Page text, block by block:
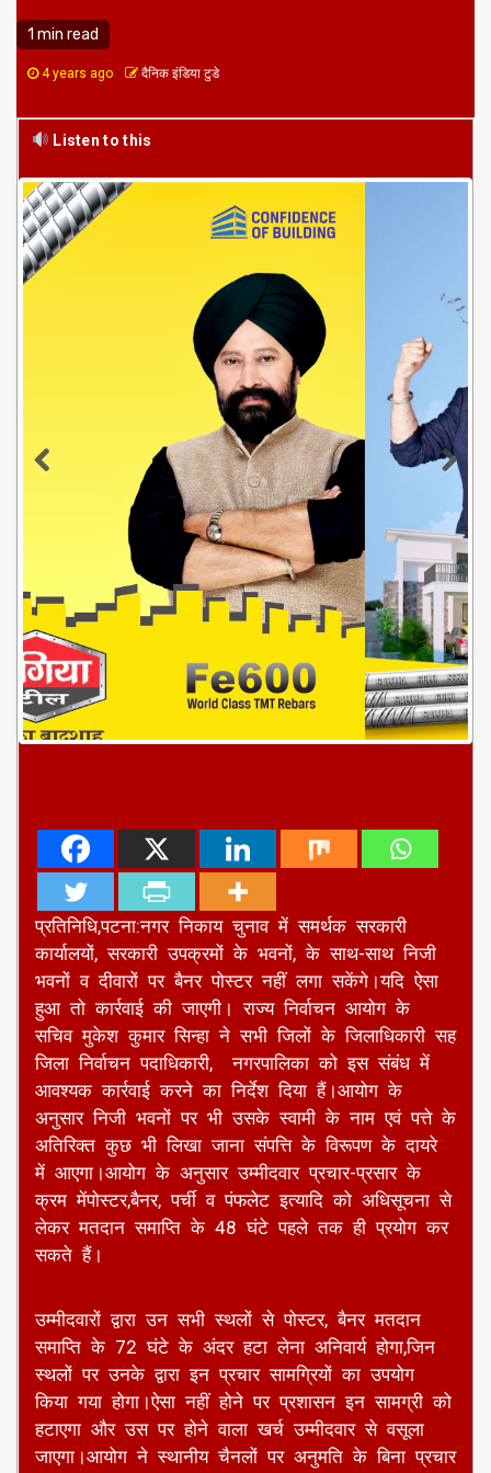
1 min read
4 years ago दैनिक इंडिया टुडे
Listen to this
प्रतिनिधि,पटना:नगर निकाय चुनाव में समर्थक सरकारी
कार्यालयों, सरकारी उपक्रमों के भवनों, के साथ-साथ निजी
भवनों व दीवारों पर बैनर पोस्टर नहीं लगा सकेंगे।यदि ऐसा
हुआ तो कार्रवाई की जाएगी। राज्य निर्वाचन आयोग के
सचिव मुकेश कुमार सिन्हा ने सभी जिलों के जिलाधिकारी सह
जिला निर्वाचन पदाधिकारी, नगरपालिका को इस संबंध में
आवश्यक कार्रवाई करने का निर्देश दिया हैं।आयोग के
अनुसार निजी भवनों पर भी उसके स्वामी के नाम एवं पत्ते के
अतिरिक्त कुछ भी लिखा जाना संपत्ति के विरूपण के दायरे
में आएगा।आयोग के अनुसार उम्मीदवार प्रचार-प्रसार के
क्रम मेंपोस्टर,बैनर, पर्ची व पंफलेट इत्यादि को अधिसूचना से
लेकर मतदान समाप्ति के 48 घंटे पहले तक ही प्रयोग कर
सकते हैं।
उम्मीदवारों द्वारा उन सभी स्थलों से पोस्टर, बैनर मतदान
समाप्ति के 72 घंटे के अंदर हटा लेना अनिवार्य होगा,जिन
स्थलों पर उनके द्वारा इन प्रचार सामग्रियों का उपयोग
किया गया होगा।ऐसा नहीं होने पर प्रशासन इन सामग्री को
हटाएगा और उस पर होने वाला खर्च उम्मीदवार से वसूला
जाएगा।आयोग ने स्थानीय चैनलों पर अनुमति के बिना प्रचार